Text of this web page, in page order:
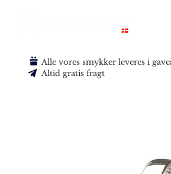
Alle vores smykker leveres i
Altid gratis fragt